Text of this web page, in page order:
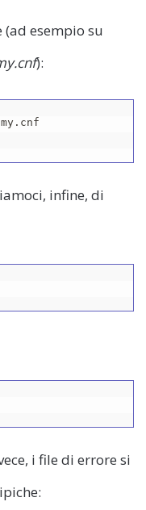
esempio su
):
infine, di
i file di errore si